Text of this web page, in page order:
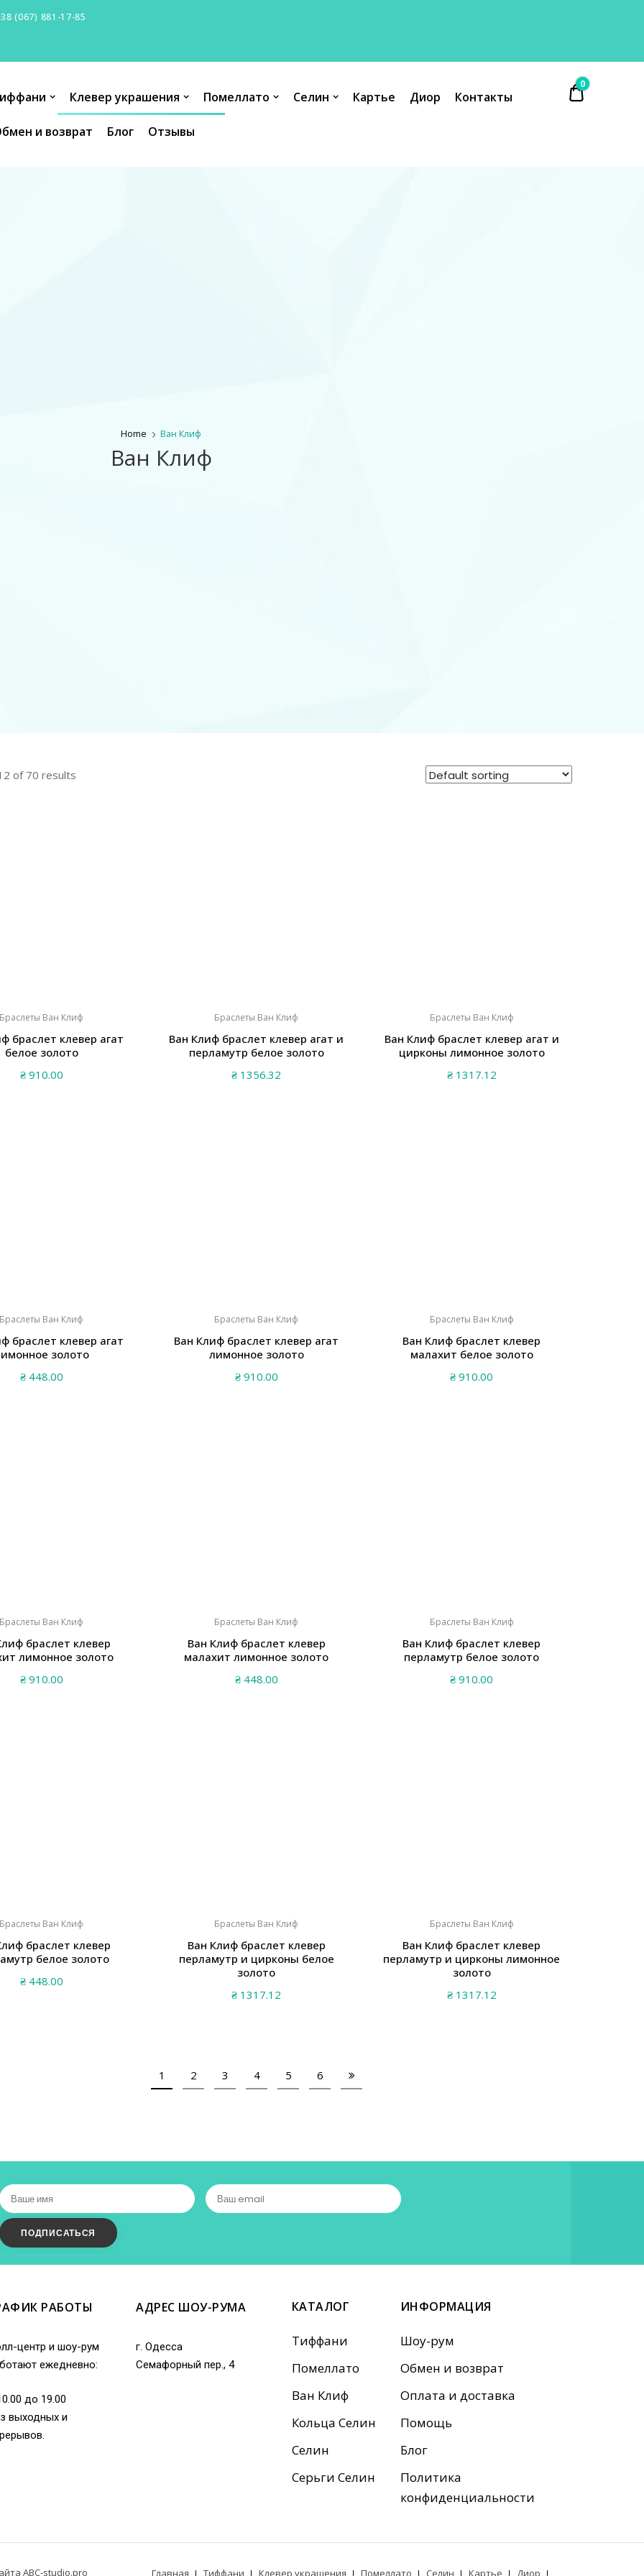
(067) 881-17-85
Клевер украшения Помеллато Селин Картье Диор Контакты
и возврат Блог Отзывы
₴ 0.00
0
Home Ван Клиф
Ван Клиф
of 70 results
Браслеты Ван Клиф
браслет клевер агат
белое золото
₴910.00
Браслеты Ван Клиф
Ван Клиф браслет клевер агат и
перламутр белое золото
₴ 1356.32
Браслеты Ван Клиф
Ван Клиф браслет клевер агат и
цирконы лимонное золото
₴1317.12
Браслеты Ван Клиф
браслет клевер агат
золото
₴448.00
Браслеты Ван Клиф
Ван Клиф браслет клевер агат
лимонное золото
₴910.00
Браслеты Ван Клиф
Ван Клиф браслет клевер
малахит белое золото
₴ 910.00
Браслеты Ван Клиф
браслет клевер
лимонное золото
₴910.00
Браслеты Ван Клиф
Ван Клиф браслет клевер
малахит лимонное золото
₴448.00
Браслеты Ван Клиф
Ван Клиф браслет клевер
перламутр белое золото
₴ 910.00
Браслеты Ван Клиф
браслет клевер
белое золото
₴448.00
Браслеты Ван Клиф
Ван Клиф браслет клевер
перламутр и цирконы белое
золото
₴ 1317.12
Браслеты Ван Клиф
Ван Клиф браслет клевер
перламутр и цирконы лимонное
золото
₴1317.12
1 2 3 4 5 6
РАБОТЫ
центр и шоу-рум
ежедневно:
до 19.00
выходных и
АДРЕС ШОУ-РУМА
г. Одесса
Семафорный пер., 4
КАТАЛОГ
Тиффани
Помеллато
Ван Клиф
Кольца Селин
Селин
Серьги Селин
ИНФОРМАЦИЯ
Шоу-рум
Обмен и возврат
Оплата и доставка
Помощь
Блог
Политика
конфиденциальности
ABC-studio.pro Главная Тиффани Клевер украшения Помеллато Селин Картье Диор